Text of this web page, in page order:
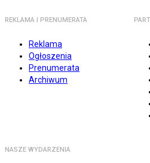
REKLAMA I PRENUMERATA
Reklama
Ogłoszenia
Prenumerata
Archiwum
NASZE WYDARZENIA